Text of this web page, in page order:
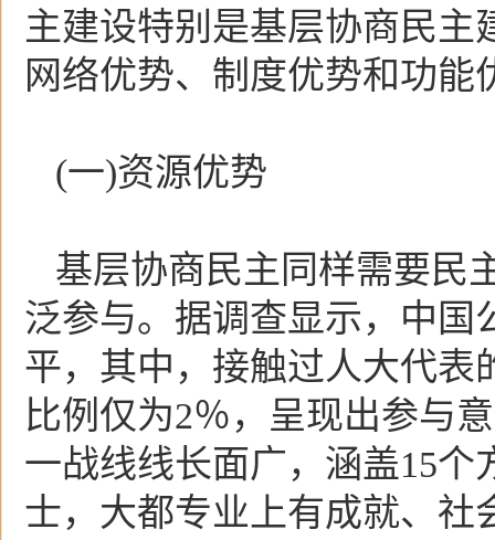
主建设特别是基层协商民
网络优势、制度优势和功能
(一)资源优势
基层协商民主同样需要民
泛参与。据调查显示，中国
平，其中，接触过人大代表
比例仅为2％，呈现出参与
一战线线长面广，涵盖15
士，大都专业上有成就、社